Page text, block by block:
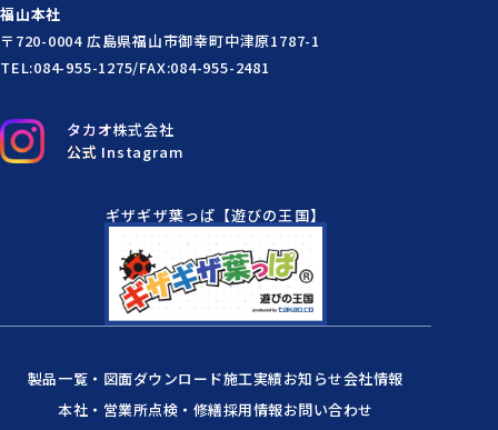
タカオ株式会社
公式 Instagram
福山本社
〒720-0004 広島県福山市御幸町中津原1787-1
TEL:084-955-1275/FAX:084-955-2481
ギザギザ葉っぱ【遊びの王国】
製品一覧・図面ダウンロード施工実績お知らせ会社情報
本社・営業所点検・修繕採用情報お問い合わせ